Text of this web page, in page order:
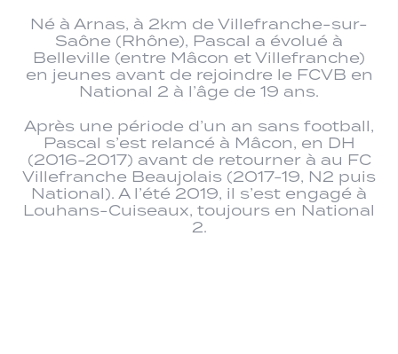
Né à Arnas, à 2km de Villefranche-sur-
Saône (Rhône), Pascal a évolué à
Belleville (entre Mâcon et Villefranche)
en jeunes avant de rejoindre le FCVB en
National 2 à l’âge de 19 ans.
Après une période d’un an sans football,
Pascal s’est relancé à Mâcon, en DH
(2016-2017) avant de retourner à au FC
Villefranche Beaujolais (2017-19, N2 puis
National). A l’été 2019, il s’est engagé à
Louhans-Cuiseaux, toujours en National
2.